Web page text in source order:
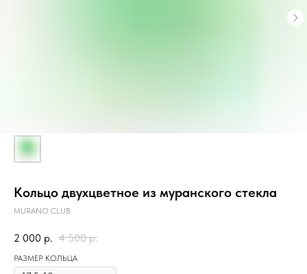
Кольцо двухцветное из муранского стекла
MURANO CLUB
2 000 р. 4 500 р.
РАЗМЕР КОЛЬЦА